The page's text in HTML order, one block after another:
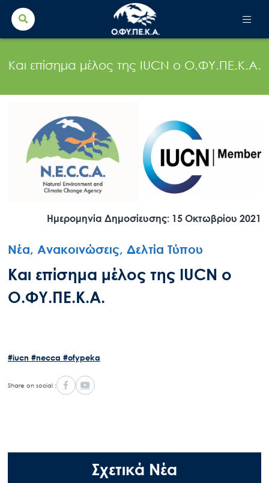
Search
for:
Και επίσημα μέλος της IUCN ο Ο.ΦΥ.ΠΕ.Κ.Α.
Ημερομηνία Δημοσίευσης: 15 Οκτωβρίου 2021
Νέα, Ανακοινώσεις, Δελτία Τύπου
Και επίσημα μέλος της IUCN ο
Ο.ΦΥ.ΠΕ.Κ.Α.
#iucn #necca #ofypeka
Share on social :
Σχετικά Νέα